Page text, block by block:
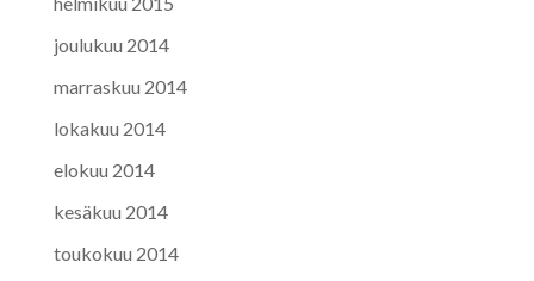
joulukuu 2014
marraskuu 2014
lokakuu 2014
elokuu 2014
kesäkuu 2014
toukokuu 2014